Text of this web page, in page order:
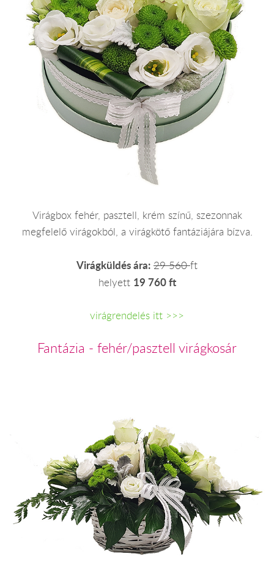
Virágbox fehér, pasztell, krém színű, szezonnak
megfelelő virágokból, a virágkötő fantáziájára bízva.
Virágküldés ára: 29 560ft
helyett 19 760 ft
virágrendelés itt >>>
Fantázia - fehér/pasztell virágkosár